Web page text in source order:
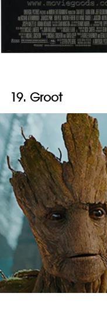
19. Groot